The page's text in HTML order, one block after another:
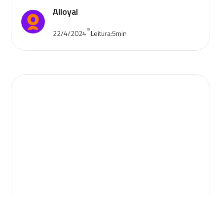
Alloyal
22/4/2024•Leitura:5min